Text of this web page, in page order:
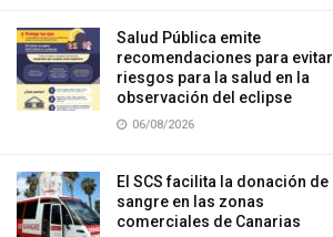
Salud Pública emite
recomendaciones para evitar
riesgos para la salud en la
observación del eclipse
06/08/2026
El SCS facilita la donación de
sangre en las zonas
comerciales de Canarias